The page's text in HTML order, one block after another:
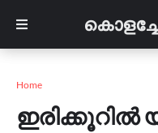
Home
ഇരിക്കൂറിൽ